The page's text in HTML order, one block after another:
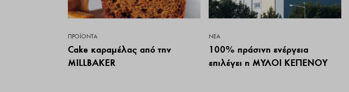
ΠΡΟΪΌΝΤΑ
Cake καραμέλας από την
MILLBAKER
ΝΕΑ
100% πράσινη ενέργεια
επιλέγει η ΜΥΛΟΙ ΚΕΠΕΝΟΥ